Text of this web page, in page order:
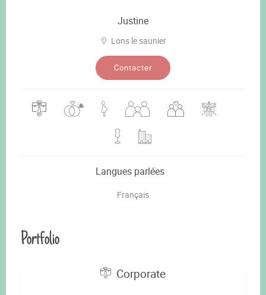
Justine
Lons le saunier
Contacter
Langues parlées
Français
Portfolio
Corporate